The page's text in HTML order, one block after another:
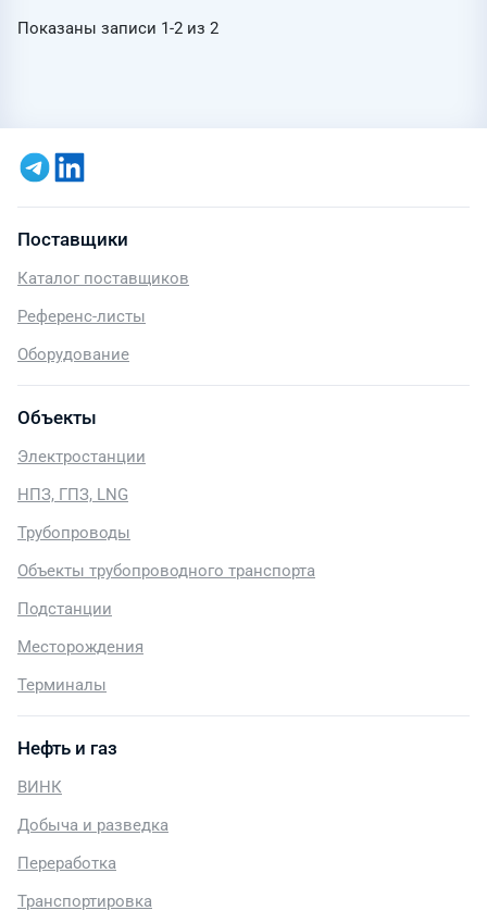
Показаны записи 1-2 из 2
Поставщики
Каталог поставщиков
Референс-листы
Оборудование
Объекты
Электростанции
НПЗ, ГПЗ, LNG
Трубопроводы
Объекты трубопроводного транспорта
Подстанции
Месторождения
Терминалы
Нефть и газ
ВИНК
Добыча и разведка
Переработка
Транспортировка